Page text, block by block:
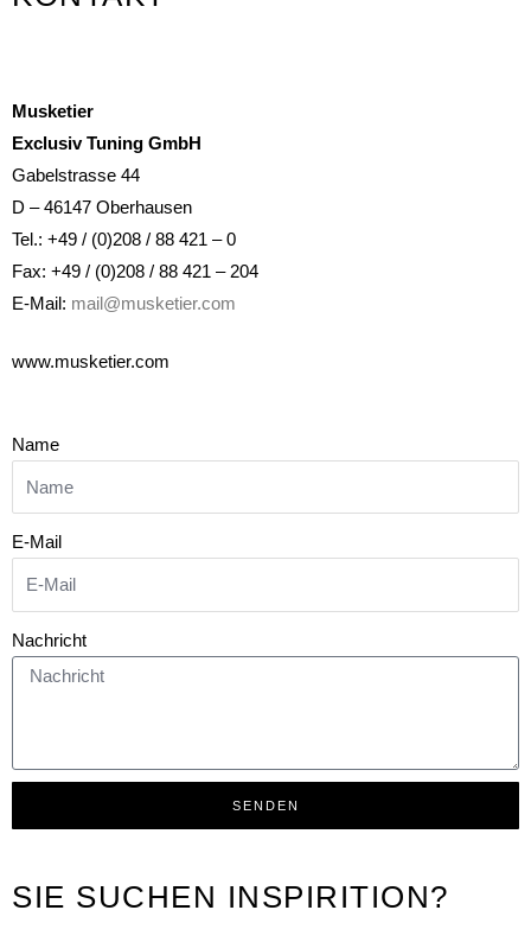
Hier klicken
Musketier
Exclusiv Tuning GmbH
Gabelstrasse 44
D – 46147 Oberhausen
Tel.: +49 / (0)208 / 88 421 – 0
Fax: +49 / (0)208 / 88 421 – 204
E-Mail: mail@musketier.com
www.musketier.com
Name
E-Mail
Nachricht
SENDEN
SIE SUCHEN INSPIRITION?